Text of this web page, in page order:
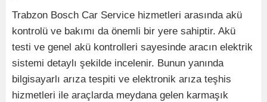
Trabzon Bosch Car Service hizmetleri arasında akü
kontrolü ve bakımı da önemli bir yere sahiptir. Akü
testi ve genel akü kontrolleri sayesinde aracın elektrik
sistemi detaylı şekilde incelenir. Bunun yanında
bilgisayarlı arıza tespiti ve elektronik arıza teşhis
hizmetleri ile araçlarda meydana gelen karmaşık